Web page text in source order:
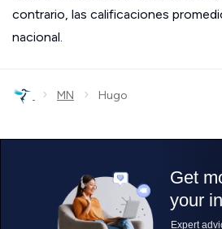
contrario, las calificaciones
nacional.
› MN › Hugo